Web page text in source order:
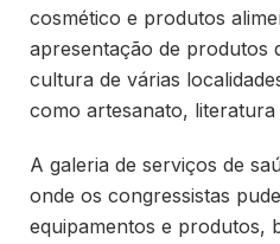
cosmético e produtos
apresentação de produtos
cultura de várias
como artesanato, literatura
A galeria de serviços de
onde os congressistas
equipamentos e produtos,